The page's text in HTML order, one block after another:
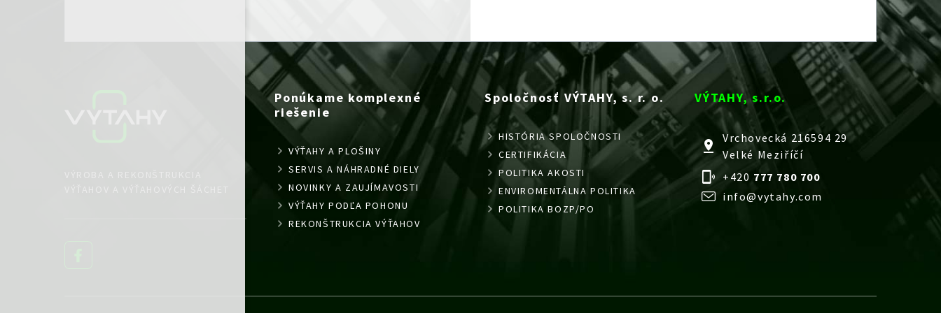
Ponúkame komplexné
riešenie
VÝŤAHY A PLOŠINY
SERVIS A NÁHRADNÉ DIELY
NOVINKY A ZAUJÍMAVOSTI
VÝŤAHY PODĽA POHONU
REKONŠTRUKCIA VÝŤAHOV
Spoločnosť VÝTAHY, s. r. o.
HISTÓRIA SPOLOČNOSTI
CERTIFIKÁCIA
POLITIKA AKOSTI
ENVIROMENTÁLNA POLITIKA
POLITIKA BOZP/PO
VÝTAHY, s.r.o.
Vrchovecká 216594 29
Velké Meziříčí
+420 777 780 700
info@vytahy.com